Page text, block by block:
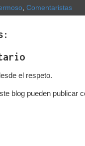
Comentaristas
el respeto.
blog pueden publicar